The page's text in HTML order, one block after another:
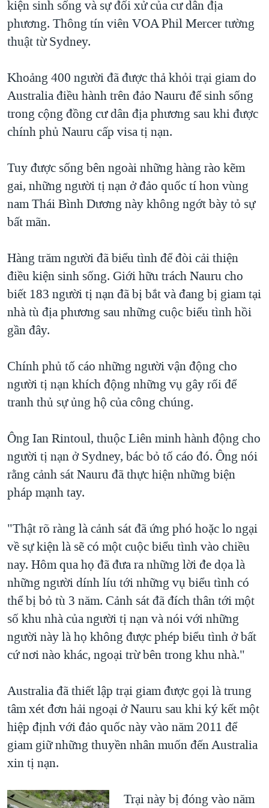
QUAN HỆ VIỆT MỸ
kiện sinh sống và sự đối xử của cư dân địa
phương. Thông tín viên VOA Phil Mercer tường
thuật từ Sydney.
Khoảng 400 người đã được thả khỏi trại giam do
Australia điều hành trên đảo Nauru để sinh sống
trong cộng đồng cư dân địa phương sau khi được
chính phủ Nauru cấp visa tị nạn.
Tuy được sống bên ngoài những hàng rào kẽm
gai, những người tị nạn ở đảo quốc tí hon vùng
nam Thái Bình Dương này không ngớt bày tỏ sự
bất mãn.
Hàng trăm người đã biểu tình để đòi cải thiện
điều kiện sinh sống. Giới hữu trách Nauru cho
biết 183 người tị nạn đã bị bắt và đang bị giam tại
nhà tù địa phương sau những cuộc biểu tình hồi
gần đây.
Chính phủ tố cáo những người vận động cho
người tị nạn khích động những vụ gây rối để
tranh thủ sự ủng hộ của công chúng.
Ông Ian Rintoul, thuộc Liên minh hành động cho
người tị nạn ở Sydney, bác bỏ tố cáo đó. Ông nói
rằng cảnh sát Nauru đã thực hiện những biện
pháp mạnh tay.
"Thật rõ ràng là cảnh sát đã ứng phó hoặc lo ngại
về sự kiện là sẽ có một cuộc biểu tình vào chiều
nay. Hôm qua họ đã đưa ra những lời đe dọa là
những người dính líu tới những vụ biểu tình có
thể bị bỏ tù 3 năm. Cảnh sát đã đích thân tới một
số khu nhà của người tị nạn và nói với những
người này là họ không được phép biểu tình ở bất
cứ nơi nào khác, ngoại trừ bên trong khu nhà."
Australia đã thiết lập trại giam được gọi là trung
tâm xét đơn hải ngoại ở Nauru sau khi ký kết một
hiệp định với đảo quốc này vào năm 2011 để
giam giữ những thuyền nhân muốn đến Australia
xin tị nạn.
​Trại này bị đóng vào năm